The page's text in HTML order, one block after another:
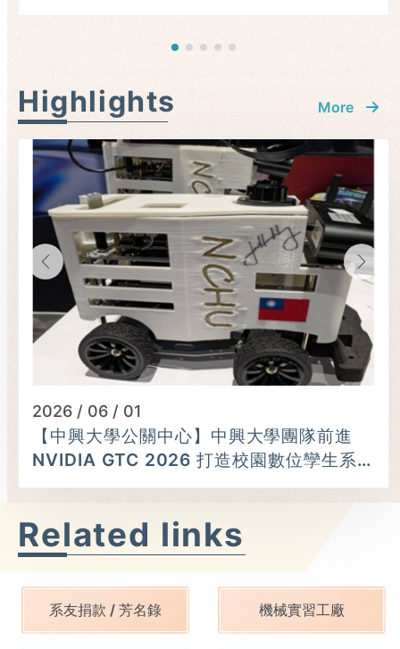
Highlights More
2026 / 06 / 01
【中興大學公關中心】中興大學團隊前進
NVIDIA GTC 2026 打造校園數位孿生系
統 黃仁勳親簽巡檢車肯定研發成果
Related links
系友捐款 / 芳名錄 機械實習工廠